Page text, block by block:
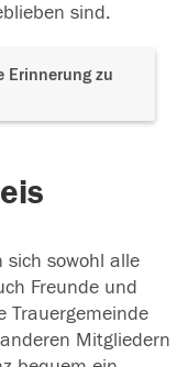
sind.
Erinnerung zu
sich sowohl alle
Freunde und
Trauergemeinde
Mitgliedern